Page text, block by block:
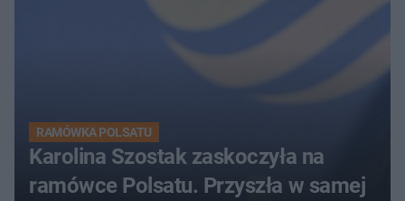
RAMÓWKA POLSATU
Karolina Szostak zaskoczyła na
ramówce Polsatu. Przyszła w samej